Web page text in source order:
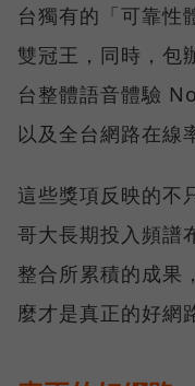
台獨有的「可靠性
雙冠王，同時，包
台整體語音體驗
以及全台網路在線
這些獎項反映的不
哥大長期投入頻譜
整合所累積的成果
麼才是真正的好網